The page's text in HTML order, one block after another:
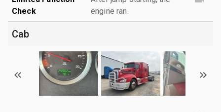
Check
engine ran.
Cab